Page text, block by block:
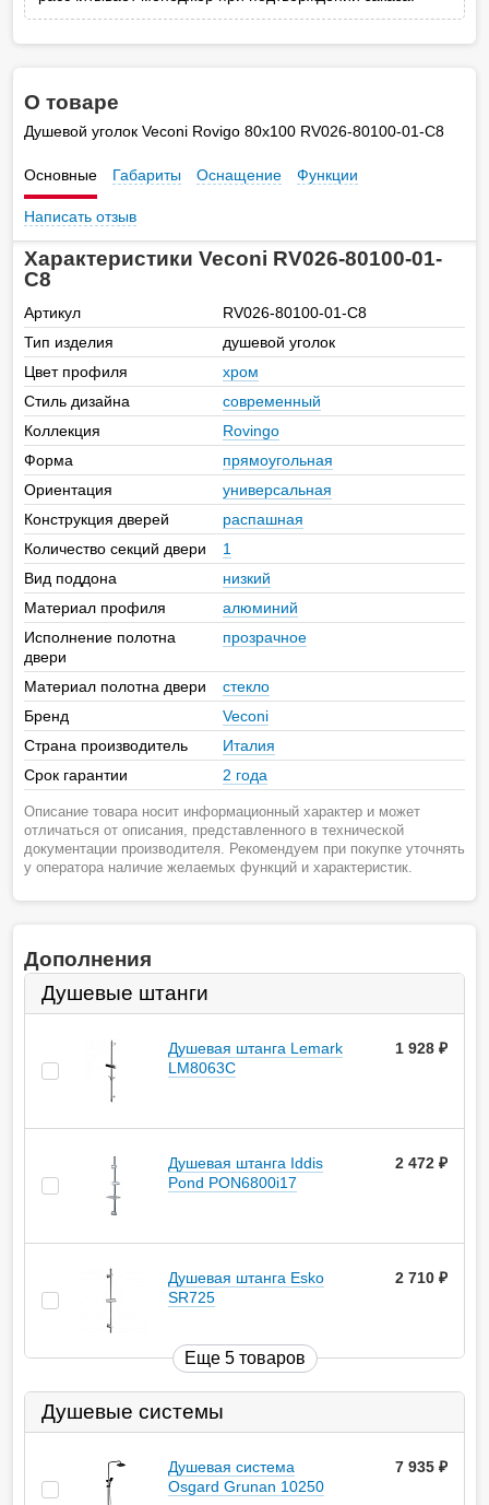
О товаре
Душевой уголок Veconi Rovigo 80х100 RV026-80100-01-C8
Основные Габариты Оснащение Функции
Написать отзыв
Характеристики Veconi RV026-80100-01-
C8
Артикул
RV026-80100-01-C8
Тип изделия
душевой уголок
Цвет профиля
хром
Стиль дизайна
современный
Коллекция
Rovingo
Форма
прямоугольная
Ориентация
универсальная
Конструкция дверей
распашная
Количество секций двери
1
Вид поддона
низкий
Материал профиля
алюминий
Исполнение полотна
двери
прозрачное
Материал полотна двери
стекло
Бренд
Veconi
Страна производитель
Италия
Срок гарантии
2 года
Описание товара носит информационный характер и может
отличаться от описания, представленного в технической
документации производителя. Рекомендуем при покупке уточнять
у оператора наличие желаемых функций и характеристик.
Дополнения
Душевые штанги
Душевая штанга Lemark
LM8063C
1 928
Душевая штанга Iddis
Pond PON6800i17
2 472
Душевая штанга Esko
SR725
2 710
Еще 5 товаров
Душевые системы
Душевая система
Osgard Grunan 10250
7 935